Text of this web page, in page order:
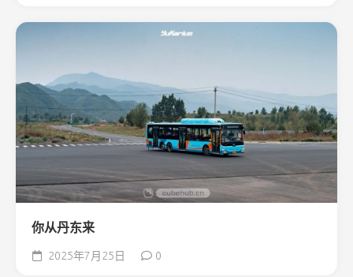
你从丹东来
2025年7月25日 0